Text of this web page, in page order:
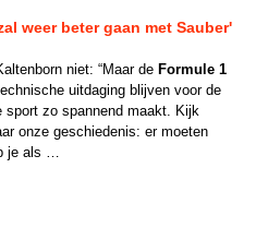
weer beter gaan met Sauber'
niet: “Maar de Formule 1
uitdaging blijven voor de
sport zo spannend maakt. Kijk
onze geschiedenis: er moeten
je als …